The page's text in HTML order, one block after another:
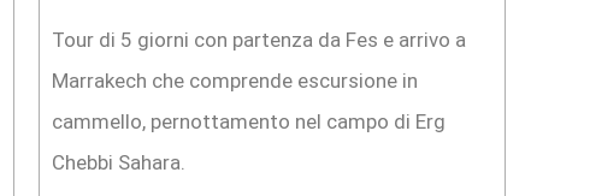
Tour di 5 giorni con partenza da Fes e arrivo a
Marrakech che comprende escursione in
cammello, pernottamento nel campo di Erg
Chebbi Sahara.